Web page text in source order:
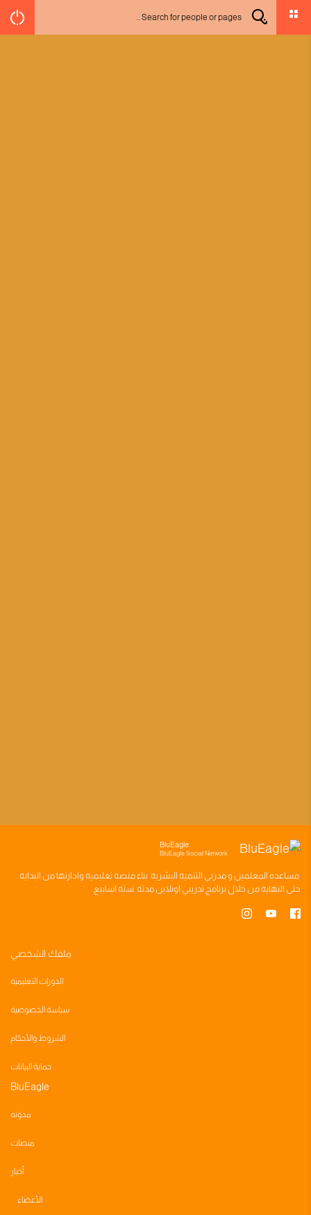
BluEagle
BluEagle Social Network
مساعده المعلمين ومدربي التنميه البشريه بناءمنصه تعليميه وادارتها من البدايه
حتى النهايه من خلال برنامج تدريبي اونلاين مدته سته اسابيع
ملفك الشخصي
الدورات التعليمية
سياسة الخصوصية
الشروط والأحكام
حماية البيانات
BluEagle
مدونه
منصات
أخبار
الأعضاء